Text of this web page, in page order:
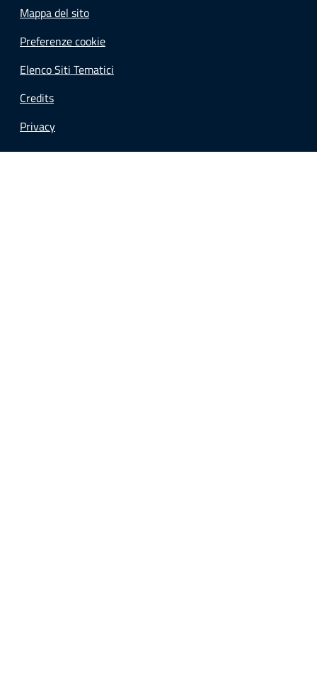
Mappa del sito
Preferenze cookie
Elenco Siti Tematici
Credits
Privacy